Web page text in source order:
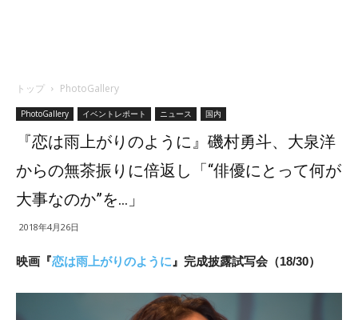
トップ PhotoGallery
PhotoGallery イベントレポート ニュース 国内
『恋は雨上がりのように』磯村勇斗、大泉洋
からの無茶振りに倍返し「“俳優にとって何が
大事なのか”を…」
2018年4月26日
映画『恋は雨上がりのように 』完成披露試写会（18/30）